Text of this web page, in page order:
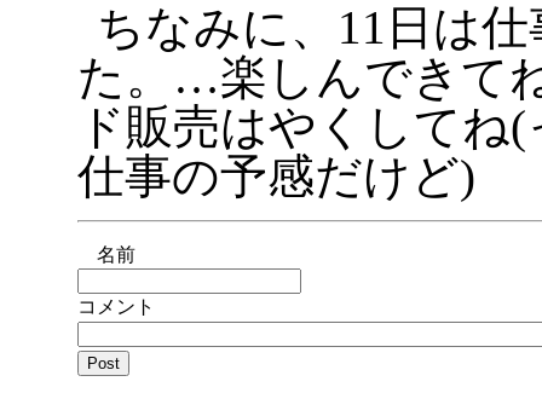
ちなみに、11日は
た。…楽しんできて
ド販売はやくしてね
仕事の予感だけど)
名前
コメント